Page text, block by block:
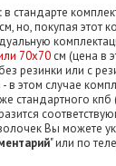
в стандарте
см, но, покупая этот
70х70 см (цена в
резинки или с
- в этом случае
стандартного
Вы можете
" или по